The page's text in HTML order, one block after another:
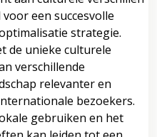
een succesvolle
strategie.
de unieke culturele
verschillende
relevanter en
bezoekers.
gebruiken en het